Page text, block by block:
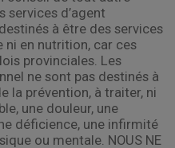
services d’agent
à être des services
en nutrition, car ces
provinciales. Les
ne sont pas destinés à
la prévention, à traiter, ni
une douleur, une
déficience, une infirmité
ou mentale. NOUS NE